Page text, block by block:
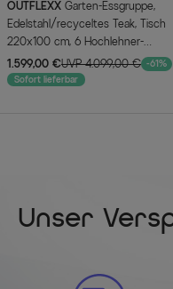
OUTFLEXX
Edelstahl/recyceltes Teak, Tisch
220x100 cm, 6 Hochlehner-
Diningsessel, A-Gestell, FSC®-
zertifiziertes Produkt
1.599,00 €UVP 4.099,00 € -61%
Sofort lieferbar
Unser